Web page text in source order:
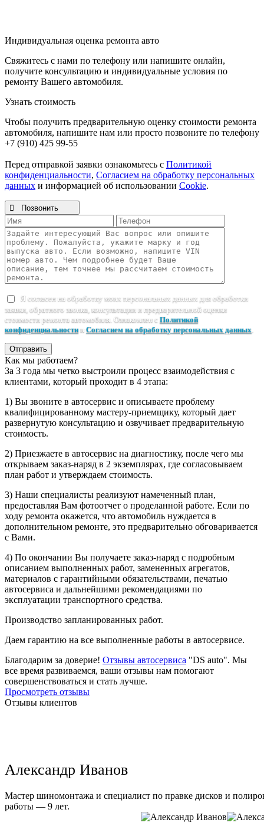
Индивидуальная оценка ремонта авто
Свяжитесь с нами по телефону или напишите онлайн,
получите консультацию и индивидуальные условия по
ремонту Вашего автомобиля.
Узнать стоимость
Чтобы получить предварительную оценку стоимости ремонта
автомобиля, напишите нам или просто позвоните по телефону
+7 (910) 425 99-55
Перед отправкой заявки ознакомьтесь с Политикой
конфиденциальности, Согласием на обработку персональных
данных и информацией об использовании Cookie.
 Позвонить
Я согласен на обработку моих персональных данных для обработки
заявки, обратного звонка, консультации и предварительной оценки
стоимости ремонта автомобиля. Ознакомлен с Политикой
конфиденциальностии Согласием на обработку персональных данных
Отправить
Как мы работаем?
За 3 года мы четко выстроили процесс взаимодействия с
клиентами, который проходит в 4 этапа:
1) Вы звоните в автосервис и описываете проблему
квалифицированному мастеру-приемщику, который дает
развернутую консультацию и озвучивает предварительную
стоимость.
2) Приезжаете в автосервис на диагностику, после чего мы
открываем заказ-наряд в 2 экземплярах, где согласовываем
план работ и утверждаем стоимость.
3) Наши специалисты реализуют намеченный план,
предоставляя Вам фотоотчет о проделанной работе. Если по
ходу ремонта окажется, что автомобиль нуждается в
дополнительном ремонте, это предварительно обговаривается
с Вами.
4) По окончании Вы получаете заказ-наряд с подробным
описанием выполненных работ, замененных агрегатов,
материалов с гарантийными обязательствами, печатью
автосервиса и дальнейшими рекомендациями по
эксплуатации транспортного средства.
Производство запланированных работ.
Даем гарантию на все выполненные работы в автосервисе.
Благодарим за доверие! Отзывы автосервиса "DS auto". Мы
все время развиваемся, ваши отзывы нам помогают
совершенствоваться и стать лучше.
Просмотреть отзывы
Отзывы клиентов
Александр Иванов
Мастер шиномонтажа и специалист по правке дисков и
работы — 9 лет.